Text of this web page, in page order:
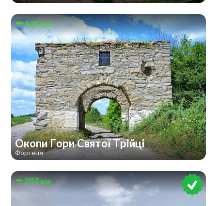
201 км
Окопи Гори Святої Трійці
Фортеця
207 км